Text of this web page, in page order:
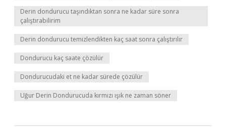
Derin dondurucu taşındıktan sonra ne kadar süre sonra
çalıştırabilirim
Derin dondurucu temizlendikten kaç saat sonra çalıştırılır
Dondurucu kaç saate çözülür
Dondurucudaki et ne kadar sürede çözülür
Uğur Derin Dondurucuda kırmızı ışık ne zaman söner